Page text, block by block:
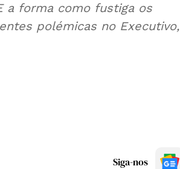
a forma como fustiga os
polémicas no Executivo,
Siga-nos